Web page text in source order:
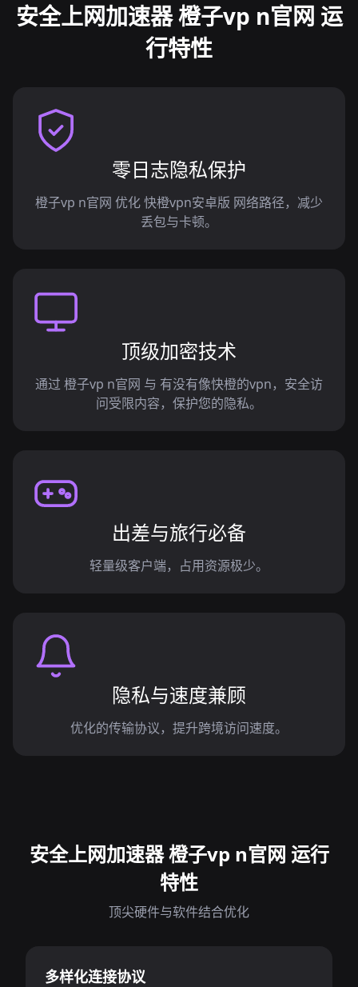
安全上网加速器 橙子vp n官网 运
行特性
零日志隐私保护
橙子vp n官网 优化 快橙vpn安卓版 网络路径，减少
丢包与卡顿。
顶级加密技术
通过 橙子vp n官网 与 有没有像快橙的vpn，安全访
问受限内容，保护您的隐私。
出差与旅行必备
轻量级客户端，占用资源极少。
隐私与速度兼顾
优化的传输协议，提升跨境访问速度。
安全上网加速器 橙子vp n官网 运行
特性
顶尖硬件与软件结合优化
多样化连接协议